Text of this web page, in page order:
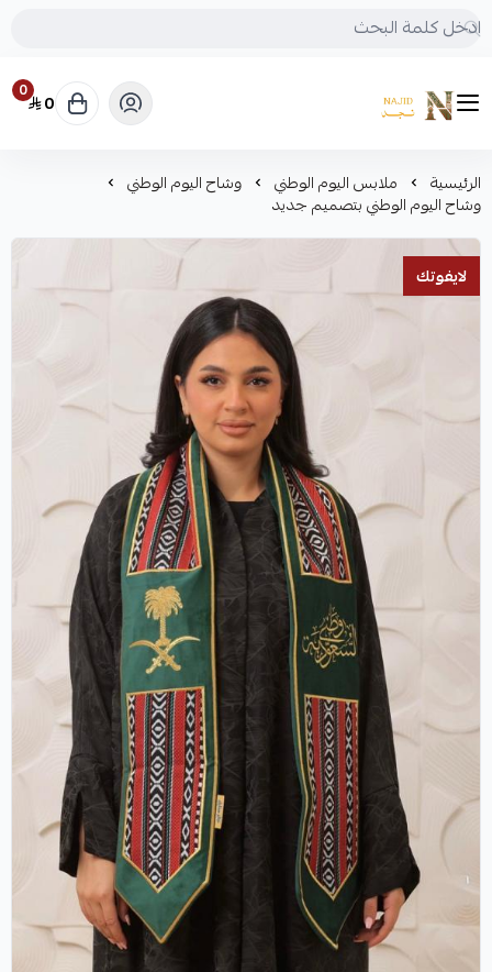
متجر نجد
0 0
الرئيسية ملابس اليوم الوطني وشاح اليوم الوطني
وشاح اليوم الوطني بتصميم جديد
لايفوتك